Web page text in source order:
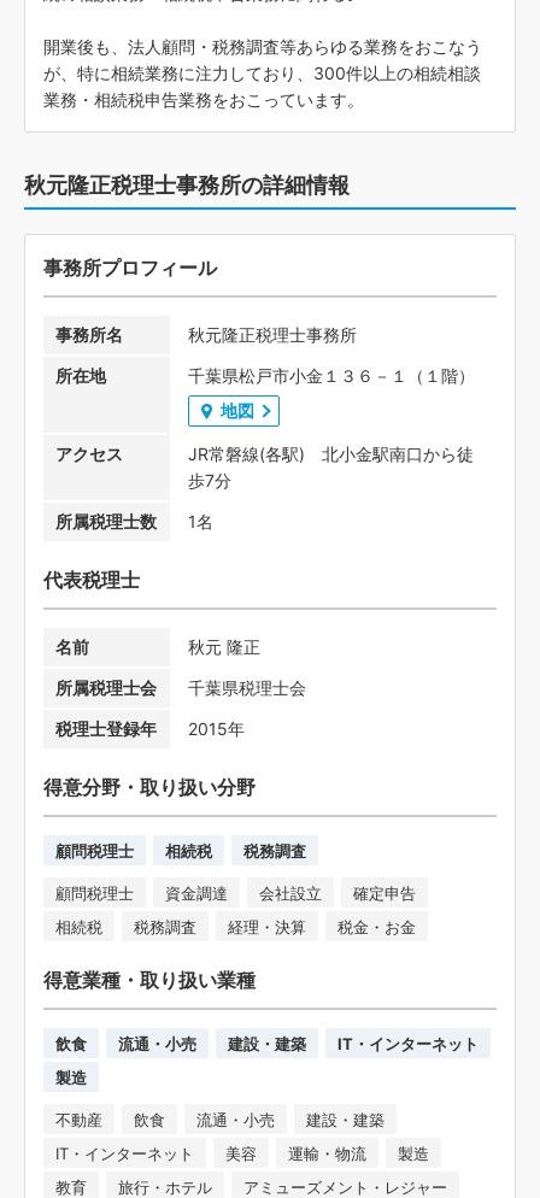
開業後も、法人顧問・税務調査等あらゆる業務をおこなう
が、特に相続業務に注力しており、300件以上の相続相談
業務・相続税申告業務をおこっています。
秋元隆正税理士事務所の詳細情報
事務所プロフィール
事務所名
秋元隆正税理士事務所
所在地
千葉県松戸市小金１３６－１（１階）
地図
アクセス
JR常磐線(各駅) 北小金駅南口から徒
歩7分
所属税理士数
1名
代表税理士
名前
秋元 隆正
所属税理士会
千葉県税理士会
税理士登録年
2015年
得意分野・取り扱い分野
顧問税理士 相続税 税務調査
顧問税理士 資金調達 会社設立
確定申告
相続税
税務調査 経理・決算 税金・お金
得意業種・取り扱い業種
飲食 流通・小売 建設・建築
IT・インターネット
製造
不動産 飲食 流通・小売
建設・建築
IT・インターネット
美容 運輸・物流
製造
教育
旅行・ホテル アミューズメント・レジャー